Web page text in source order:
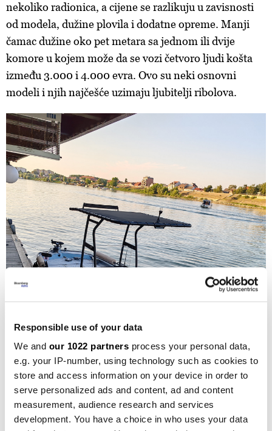
Responsible use of your data
We and our 1022 partners process your personal data,
e.g. your IP-number, using technology such as cookies to
store and access information on your device in order to
serve personalized ads and content, ad and content
measurement, audience research and services
development. You have a choice in who uses your data
nekoliko radionica, a cijene se razlikuju u zavisnosti
od modela, dužine plovila i dodatne opreme. Manji
čamac dužine oko pet metara sa jednom ili dvije
komore u kojem može da se vozi četvoro ljudi košta
između 3.000 i 4.000 evra. Ovo su neki osnovni
modeli i njih najčešće uzimaju ljubitelji ribolova.